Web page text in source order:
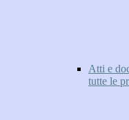
Atti e
tutte le